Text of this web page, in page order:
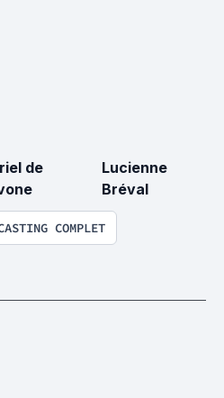
de
Lucienne
Bréval
COMPLET